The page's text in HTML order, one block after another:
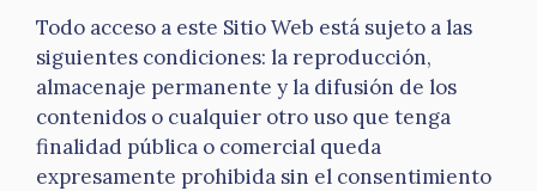
Todo acceso a este Sitio Web está sujeto a las
siguientes condiciones: la reproducción,
almacenaje permanente y la difusión de los
contenidos o cualquier otro uso que tenga
finalidad pública o comercial queda
expresamente prohibida sin el consentimiento